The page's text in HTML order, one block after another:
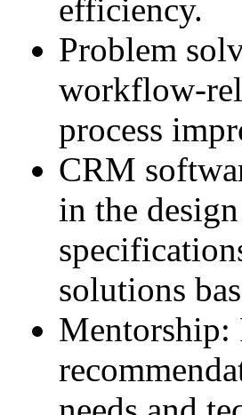
efficiency.
Problem
workflow-
process
CRM
in the
solutions
Mentorship: